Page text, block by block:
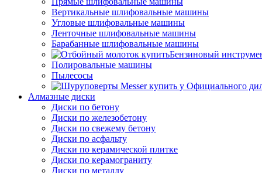
Вертикальные шлифовальные машины
Угловые шлифовальные машины
Ленточные шлифовальные машины
Барабанные шлифовальные машины
Бензиновый
Полировальные машины
Пылесосы
Алмазные диски
Диски по бетону
Диски по железобетону
Диски по свежему бетону
Диски по асфальту
Диски по керамической плитке
Диски по керамограниту
Диски по металлу